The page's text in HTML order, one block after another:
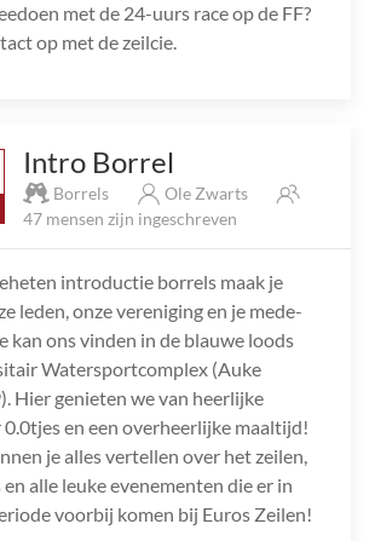
met de 24-uurs race op de FF?
op met de zeilcie.
Intro Borrel
Borrels
Ole Zwarts
47 mensen zijn ingeschreven
introductie borrels maak je
leden, onze vereniging en je mede-
kan ons vinden in de blauwe loods
Watersportcomplex (Auke
Hier genieten we van heerlijke
en een overheerlijke maaltijd!
je alles vertellen over het zeilen,
alle leuke evenementen die er in
voorbij komen bij Euros Zeilen!